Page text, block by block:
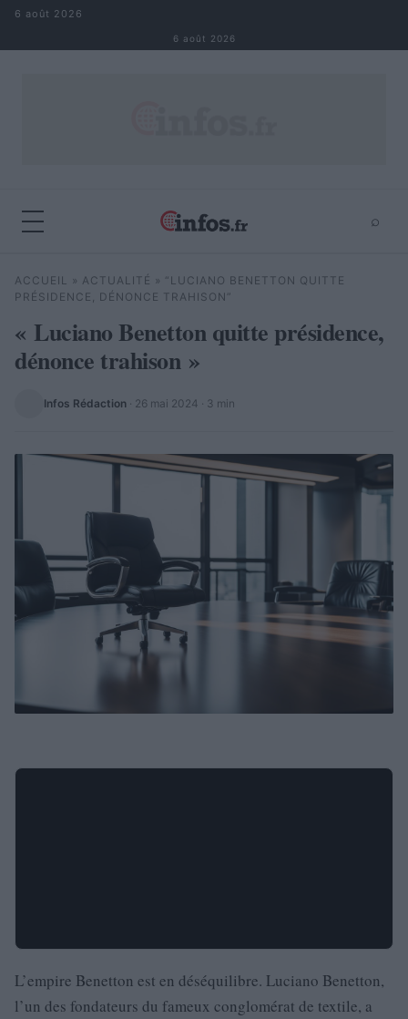
Aller au contenu
6 août 2026
6 août 2026
⌕
Rechercher ⌕
ACCUEIL » ACTUALITÉ » “LUCIANO BENETTON QUITTE
PRÉSIDENCE, DÉNONCE TRAHISON”
« Luciano Benetton quitte présidence,
dénonce trahison »
Infos Rédaction · 26 mai 2024 · 3 min
L’empire Benetton est en déséquilibre. Luciano Benetton,
l’un des fondateurs du fameux conglomérat de textile, a